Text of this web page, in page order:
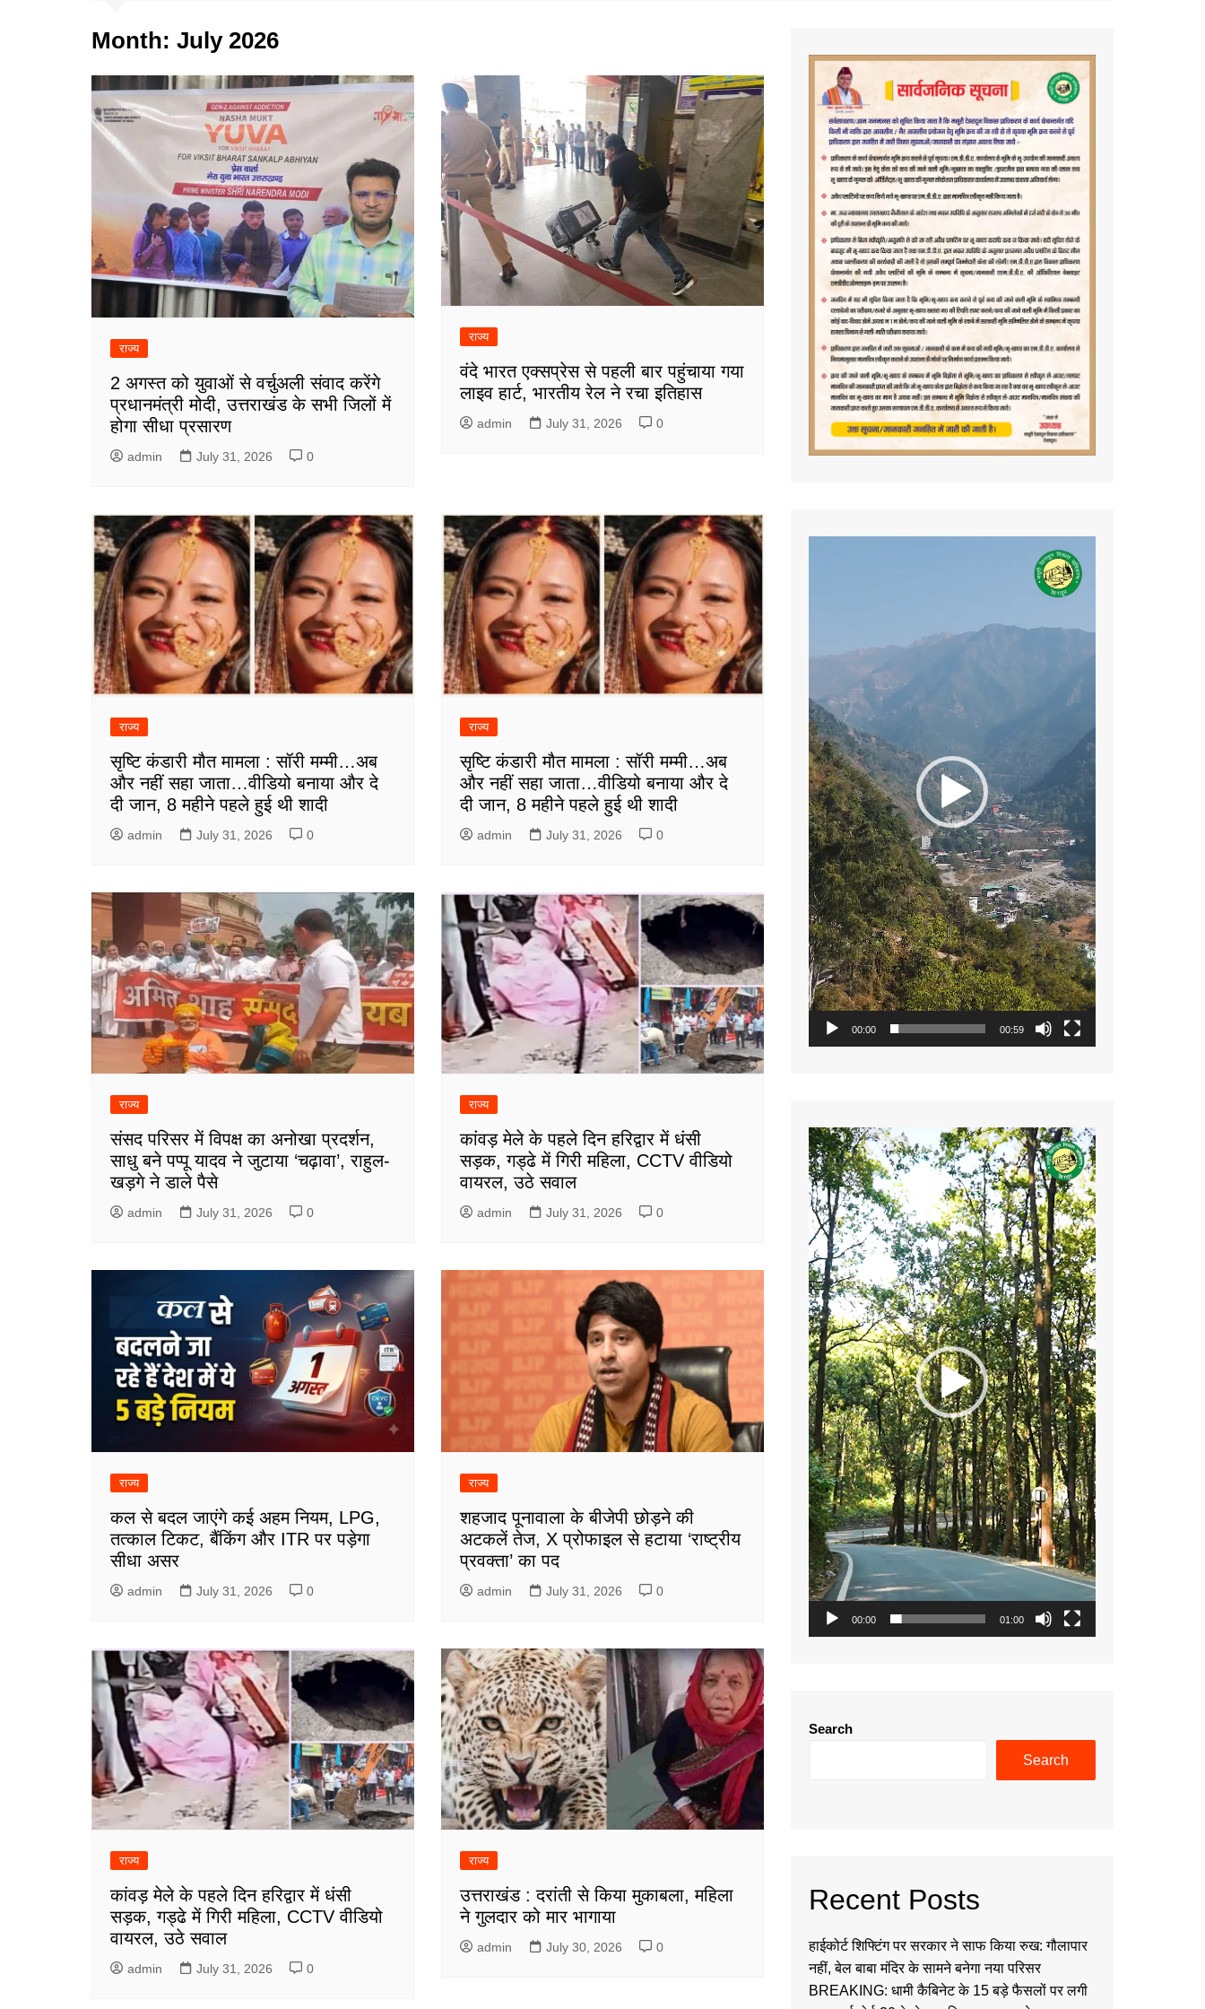
Month: July 2026
राज्य
2 अगस्त को युवाओं से वर्चुअली संवाद करेंगे
प्रधानमंत्री मोदी, उत्तराखंड के सभी जिलों में
होगा सीधा प्रसारण
admin July 31, 2026 0
राज्य
वंदे भारत एक्सप्रेस से पहली बार पहुंचाया गया
लाइव हार्ट, भारतीय रेल ने रचा इतिहास
admin July 31, 2026 0
राज्य
सृष्टि कंडारी मौत मामला : सॉरी मम्मी…अब
और नहीं सहा जाता…वीडियो बनाया और दे
दी जान, 8 महीने पहले हुई थी शादी
admin July 31, 2026 0
राज्य
सृष्टि कंडारी मौत मामला : सॉरी मम्मी…अब
और नहीं सहा जाता…वीडियो बनाया और दे
दी जान, 8 महीने पहले हुई थी शादी
admin July 31, 2026 0
राज्य
संसद परिसर में विपक्ष का अनोखा प्रदर्शन,
साधु बने पप्पू यादव ने जुटाया ‘चढ़ावा’, राहुल-
खड़गे ने डाले पैसे
admin July 31, 2026 0
राज्य
कांवड़ मेले के पहले दिन हरिद्वार में धंसी
सड़क, गड्ढे में गिरी महिला, CCTV वीडियो
वायरल, उठे सवाल
admin July 31, 2026 0
राज्य
कल से बदल जाएंगे कई अहम नियम, LPG,
तत्काल टिकट, बैंकिंग और ITR पर पड़ेगा
सीधा असर
admin July 31, 2026 0
राज्य
शहजाद पूनावाला के बीजेपी छोड़ने की
अटकलें तेज, X प्रोफाइल से हटाया ‘राष्ट्रीय
प्रवक्ता’ का पद
admin July 31, 2026 0
राज्य
कांवड़ मेले के पहले दिन हरिद्वार में धंसी
सड़क, गड्ढे में गिरी महिला, CCTV वीडियो
वायरल, उठे सवाल
admin July 31, 2026 0
राज्य
उत्तराखंड : दरांती से किया मुकाबला, महिला
ने गुलदार को मार भागाया
admin July 30, 2026 0
00:00 00:59
Video
Player
00:00 01:00
Search
Search
Recent Posts
हाईकोर्ट शिफ्टिंग पर सरकार ने साफ किया रुख: गौलापार
नहीं, बेल बाबा मंदिर के सामने बनेगा नया परिसर
BREAKING: धामी कैबिनेट के 15 बड़े फैसलों पर लगी